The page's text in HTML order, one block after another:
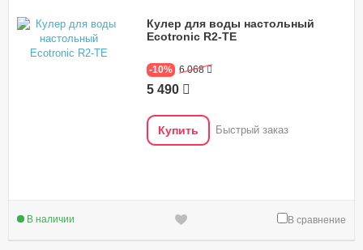
Кулер для воды настольный
Ecotronic R2-TE
Купить
-10% 6 068
5 490
Быстрый заказ
В сравнение
В наличии